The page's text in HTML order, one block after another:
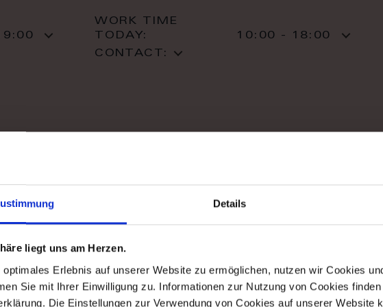
Details
liegt uns am Herzen.
optimales Erlebnis auf unserer Website zu ermöglichen, nutzen wir Cookies
Sie mit Ihrer Einwilligung zu. Informationen zur Nutzung von Cookies
Die Einstellungen zur Verwendung von Cookies auf unserer Website
WORK TIME
TODAY:
10:00 - 18:00
CONTACT:
Kiev
WORK TIME
TODAY:
11:00 - 20:00